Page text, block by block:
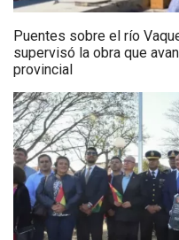
Puentes sobre el río
supervisó la obra que
provincial